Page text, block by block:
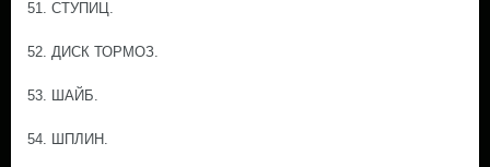
51. СТУПИЦ.
52. ДИСК ТОРМОЗ.
53. ШАЙБ.
54. ШПЛИН.